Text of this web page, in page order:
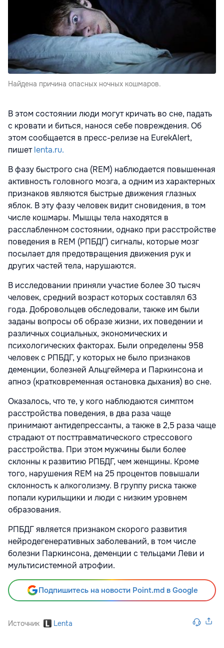
Найдена причина опасных ночных кошмаров.
В этом состоянии люди могут кричать во сне, падать
с кровати и биться, нанося себе повреждения. Об
этом сообщается в пресс-релизе на EurekAlert,
пишетlenta.ru.
В фазу быстрого сна (REM) наблюдается повышенная
активность головного мозга, а одним из характерных
признаков являются быстрые движения глазных
яблок. В эту фазу человек видит сновидения, в том
числе кошмары. Мышцы тела находятся в
расслабленном состоянии, однако при расстройстве
поведения в REM (РПБДГ) сигналы, которые мозг
посылает для предотвращения движения рук и
других частей тела, нарушаются.
В исследовании приняли участие более 30 тысяч
человек, средний возраст которых составлял 63
года. Добровольцев обследовали, также им были
заданы вопросы об образе жизни, их поведении и
различных социальных, экономических и
психологических факторах. Были определены 958
человек с РПБДГ, у которых не было признаков
деменции, болезней Альцгеймера и Паркинсона и
апноэ (кратковременная остановка дыхания) во сне.
Оказалось, что те, у кого наблюдаются симптом
расстройства поведения, в два раза чаще
принимают антидепрессанты, а также в 2,5 раза чаще
страдают от посттравматического стрессового
расстройства. При этом мужчины были более
склонны к развитию РПБДГ, чем женщины. Кроме
того, нарушения REM на 25 процентов повышали
склонность к алкоголизму. В группу риска также
попали курильщики и люди с низким уровнем
образования.
РПБДГ является признаком скорого развития
нейродегенеративных заболеваний, в том числе
болезни Паркинсона, деменции с тельцами Леви и
мультисистемной атрофии.
Подпишитесь на новости Point.md в Google
Источник Lenta